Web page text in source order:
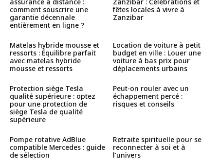
comment souscrire une
garantie décennale
entièrement en ligne ?
fêtes locales à vivre à
Zanzibar
Matelas hybride mousse et
ressorts : Équilibre parfait
avec matelas hybride
mousse et ressorts
Location de voiture à petit
budget en ville : Louer une
voiture à bas prix pour
déplacements urbains
Protection siège Tesla
qualité supérieure : optez
pour une protection de
siège Tesla de qualité
supérieure
Peut-on rouler avec un
échappement percé :
risques et conseils
Pompe rotative AdBlue
compatible Mercedes : guide
de sélection
Retraite spirituelle pour se
reconnecter à soi et à
l’univers